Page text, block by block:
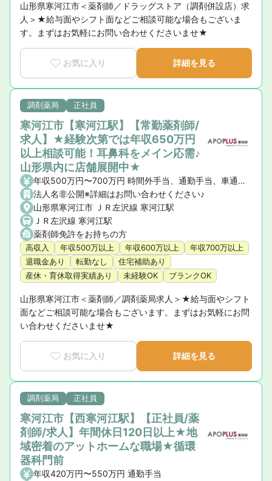
山形県寒河江市＜薬剤師／ドラッグストア（調剤併設店）求
人＞★給与面やシフト面などご相談可能な場合もございま
す。まずはお気軽にお問い合わせくださいませ★
お気に入り 詳細を見る
調剤薬局 正社員
寒河江市【寒河江駅】【常勤薬剤師/
求人】★経験次第では年収650万円
以上相談可能！耳鼻科をメイン応需♪
山形県内に店舗展開中★
年収500万円〜700万円 時間外手当、通勤手当、車通勤手当（駐車場・ガソリン代）、住宅手当（社宅含）
法人名非公開※詳細はお問い合わせください♪
山形県寒河江市 ＪＲ左沢線 寒河江駅
ＪＲ左沢線 寒河江駅
薬剤師免許をお持ちの方
高収入 年収500万以上 年収600万以上
年収700万以上
退職金あり
転勤なし
住宅補助あり
産休・育休取得実績あり
未経験OK ブランクOK
山形県寒河江市＜薬剤師／調剤薬局求人＞★給与面やシフト
面などご相談可能な場合もございます。まずはお気軽にお問
い合わせくださいませ★
お気に入り 詳細を見る
調剤薬局 正社員
寒河江市【西寒河江駅】【正社員/薬
剤師/求人】年間休日120日以上★地
域密着のアットホームな職場★循環
器科門前
年収420万円〜550万円 通勤手当